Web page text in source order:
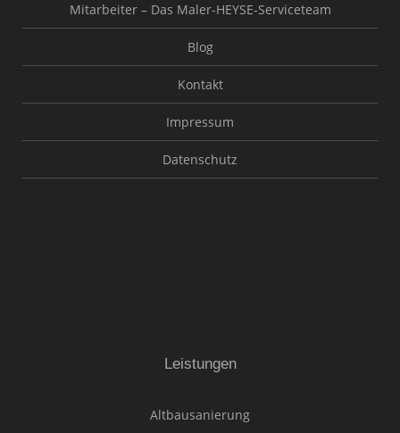
Mitarbeiter – Das Maler-HEYSE-Serviceteam
Blog
Kontakt
Impressum
Datenschutz
Leistungen
Altbausanierung